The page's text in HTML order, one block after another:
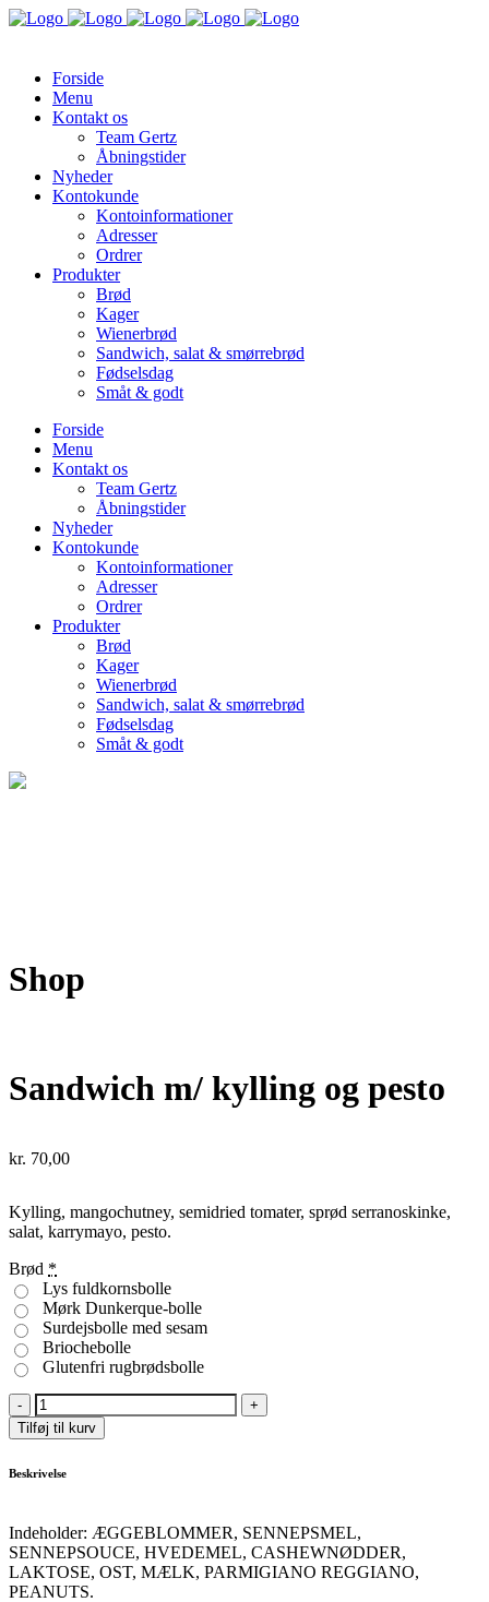
Forside
Menu
Kontakt os
Team Gertz
Åbningstider
Nyheder
Kontokunde
Kontoinformationer
Adresser
Ordrer
Produkter
Brød
Kager
Wienerbrød
Sandwich, salat & smørrebrød
Fødselsdag
Småt & godt
Forside
Menu
Kontakt os
Team Gertz
Åbningstider
Nyheder
Kontokunde
Kontoinformationer
Adresser
Ordrer
Produkter
Brød
Kager
Wienerbrød
Sandwich, salat & smørrebrød
Fødselsdag
Småt & godt
Shop
Sandwich m/ kylling og pesto
kr. 70,00
Kylling, mangochutney, semidried tomater, sprød serranoskinke,
salat, karrymayo, pesto.
Brød *
Lys fuldkornsbolle
Mørk Dunkerque-bolle
Surdejsbolle med sesam
Briochebolle
Glutenfri rugbrødsbolle
Sandwich
m/
kylling
pesto
Tilføj til kurv
Beskrivelse
Indeholder: ÆGGEBLOMMER, SENNEPSMEL,
SENNEPSOUCE, HVEDEMEL, CASHEWNØDDER,
LAKTOSE, OST, MÆLK, PARMIGIANO REGGIANO,
PEANUTS.